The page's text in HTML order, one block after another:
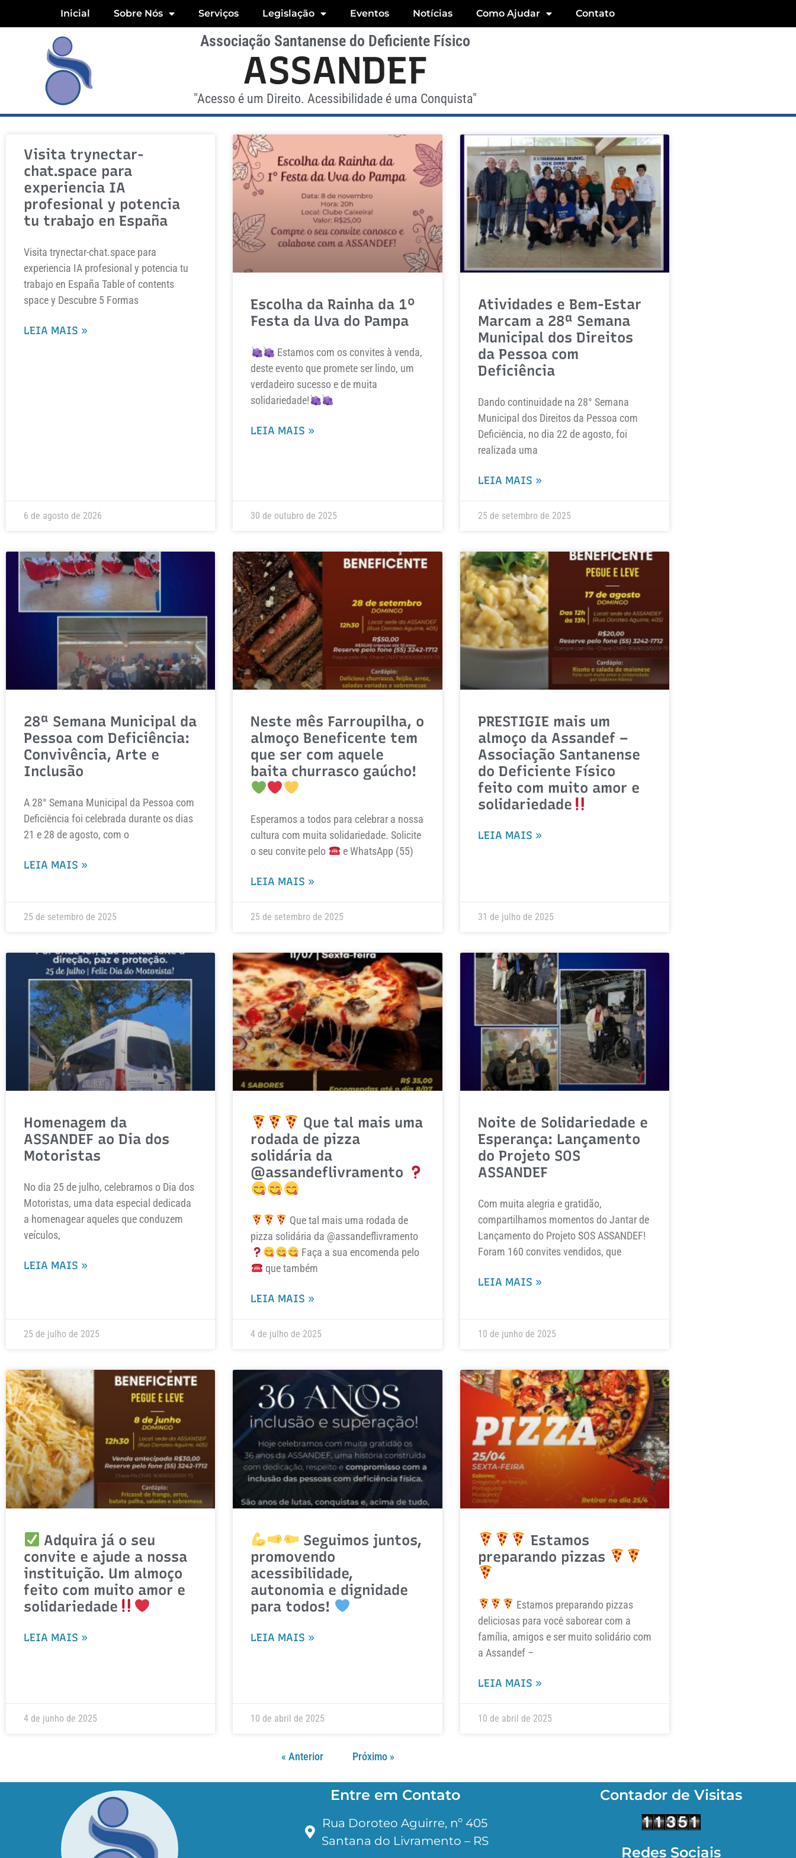
Inicial Sobre Nós Serviços Legislação Eventos Notícias Como Ajudar Contato
Associação Santanense do Deficiente Físico
ASSANDEF
"Acesso é um Direito. Acessibilidade é uma Conquista"
Visita trynectar-
chat.space para
experiencia IA
profesional y potencia
tu trabajo en España
Visita trynectar-chat.space para
experiencia IA profesional y potencia tu
trabajo en España Table of contents
space y Descubre 5 Formas
LEIA MAIS »
6 de agosto de 2026
Escolha da Rainha da 1º
Festa da Uva do Pampa
Estamos com os convites à venda,
deste evento que promete ser lindo, um
verdadeiro sucesso e de muita
solidariedade!
LEIA MAIS »
30 de outubro de 2025
Atividades e Bem-Estar
Marcam a 28ª Semana
Municipal dos Direitos
da Pessoa com
Deficiência
Dando continuidade na 28° Semana
Municipal dos Direitos da Pessoa com
Deficiência, no dia 22 de agosto, foi
realizada uma
LEIA MAIS »
25 de setembro de 2025
28ª Semana Municipal da
Pessoa com Deficiência:
Convivência, Arte e
Inclusão
A 28° Semana Municipal da Pessoa com
Deficiência foi celebrada durante os dias
21 e 28 de agosto, com o
LEIA MAIS »
25 de setembro de 2025
Neste mês Farroupilha, o
almoço Beneficente tem
que ser com aquele
baita churrasco gaúcho!
Esperamos a todos para celebrar a nossa
cultura com muita solidariedade. Solicite
o seu convite pelo
e WhatsApp (55)
LEIA MAIS »
25 de setembro de 2025
PRESTIGIE mais um
almoço da Assandef –
Associação Santanense
do Deficiente Físico
feito com muito amor e
solidariedade
LEIA MAIS »
31 de julho de 2025
Homenagem da
ASSANDEF ao Dia dos
Motoristas
No dia 25 de julho, celebramos o Dia dos
Motoristas, uma data especial dedicada
a homenagear aqueles que conduzem
veículos,
LEIA MAIS »
25 de julho de 2025
Que tal mais uma
rodada de pizza
solidária da
@assandeflivramento
Que tal mais uma rodada de
pizza solidária da @assandeflivramento
Faça a sua encomenda pelo
que também
LEIA MAIS »
4 de julho de 2025
Noite de Solidariedade e
Esperança: Lançamento
do Projeto SOS
ASSANDEF
Com muita alegria e gratidão,
compartilhamos momentos do Jantar de
Lançamento do Projeto SOS ASSANDEF!
Foram 160 convites vendidos, que
LEIA MAIS »
10 de junho de 2025
Adquira já o seu
convite e ajude a nossa
instituição. Um almoço
feito com muito amor e
solidariedade
LEIA MAIS »
4 de junho de 2025
Seguimos juntos,
promovendo
acessibilidade,
autonomia e dignidade
para todos!
LEIA MAIS »
10 de abril de 2025
Estamos
preparando pizzas
Estamos preparando pizzas
deliciosas para você saborear com a
família, amigos e ser muito solidário com
a Assandef –
LEIA MAIS »
10 de abril de 2025
« Anterior Próximo »
Entre em Contato
Rua Doroteo Aguirre, nº 405
Santana do Livramento – RS
Contador de Visitas
Redes Sociais